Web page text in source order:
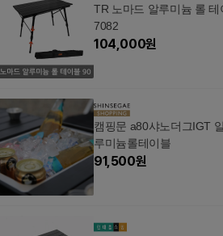
TR 노마드 알루미늄 롤
7082
104,000원
캠핑문 a80샤노더그IGT
루미늄롤테이블
91,500원